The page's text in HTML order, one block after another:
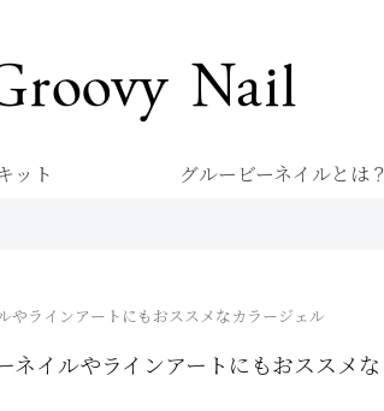
ット グルービーネイルとは？
ラインアートにもおススメなカラージェル
イルやラインアートにもおススメな